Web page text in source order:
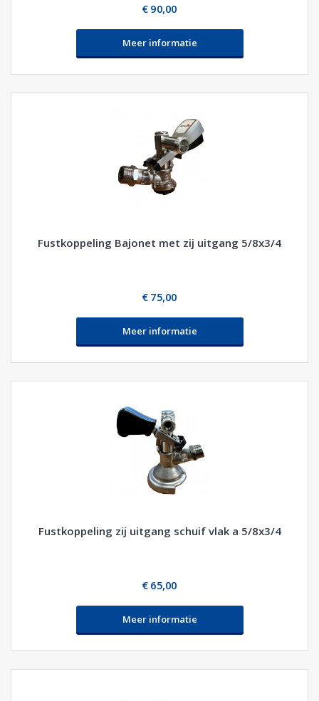
€ 90,00
Meer informatie
Fustkoppeling Bajonet met zij uitgang 5/8x3/4
€ 75,00
Meer informatie
Fustkoppeling zij uitgang schuif vlak a 5/8x3/4
€ 65,00
Meer informatie